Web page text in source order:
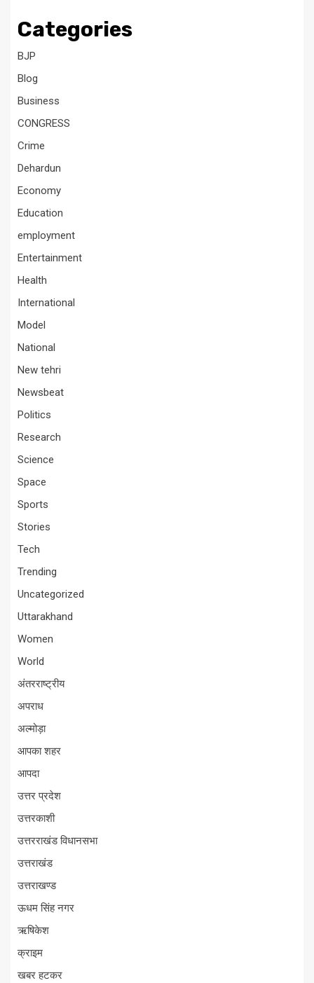
Categories
BJP
Blog
Business
CONGRESS
Crime
Dehardun
Economy
Education
employment
Entertainment
Health
International
Model
National
New tehri
Newsbeat
Politics
Research
Science
Space
Sports
Stories
Tech
Trending
Uncategorized
Uttarakhand
Women
World
अंतरराष्ट्रीय
अपराध
अल्मोड़ा
आपका शहर
आपदा
उत्तर प्रदेश
उत्तरकाशी
उत्तरराखंड विधानसभा
उत्तराखंड
उत्तराखण्ड
ऊधम सिंह नगर
ऋषिकेश
क्राइम
खबर हटकर